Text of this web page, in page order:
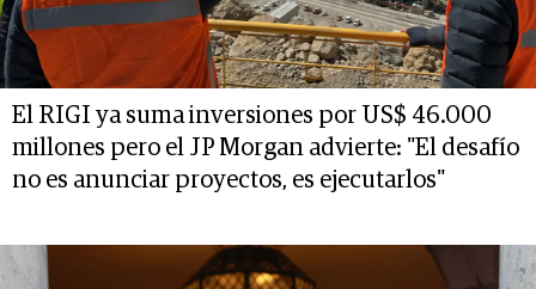
El RIGI ya suma inversiones por US$ 46.000
millones pero el JP Morgan advierte: "El desafío
no es anunciar proyectos, es ejecutarlos"